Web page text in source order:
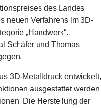
des Landes
neuen Verfahrens im 3D-
„Handwerk“.
Schäfer und Thomas
3D-Metalldruck entwickelt,
ausgestattet werden
Die Herstellung der